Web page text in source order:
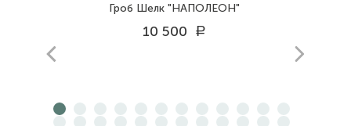
Гроб Шелк "НАПОЛЕОН"
10 500 a
prev next